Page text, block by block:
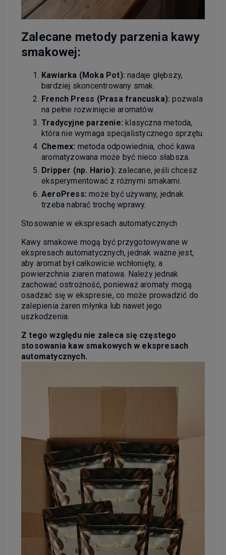
Zalecane metody parzenia kawy
smakowej:
Kawiarka (Moka Pot): nadaje głębszy,
bardziej skoncentrowany smak.
French Press (Prasa francuska): pozwala
na pełne rozwinięcie aromatów.
Tradycyjne parzenie: klasyczna metoda,
która nie wymaga specjalistycznego sprzętu.
Chemex: metoda odpowiednia, choć kawa
aromatyzowana może być nieco słabsza.
Dripper (np. Hario): zalecane, jeśli chcesz
eksperymentować z różnymi smakami.
AeroPress: może być używany, jednak
trzeba nabrać trochę wprawy.
Stosowanie w ekspresach automatycznych
Kawy smakowe mogą być przygotowywane w
ekspresach automatycznych, jednak ważne jest,
aby aromat był całkowicie wchłonięty, a
powierzchnia ziaren matowa. Należy jednak
zachować ostrożność, ponieważ aromaty mogą
osadzać się w ekspresie, co może prowadzić do
zalepienia żaren młynka lub nawet jego
uszkodzenia.
Z tego względu nie zaleca się częstego
stosowania kaw smakowych w ekspresach
automatycznych.